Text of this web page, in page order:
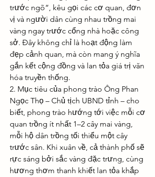
trước ngõ”, kêu gọi các cơ quan, đơn
vị và người dân cùng nhau trồng mai
vàng ngay trước cổng nhà hoặc công
sở. Đây không chỉ là hoạt động làm
đẹp cảnh quan, mà còn mang ý nghĩa
gắn kết cộng đồng và lan tỏa giá trị văn
hóa truyền thống.
2. Mục tiêu của phong trào Ông Phan
Ngọc Thọ – Chủ tịch UBND tỉnh – cho
biết, phong trào hướng tới việc mỗi cơ
quan trồng ít nhất 1–2 cây mai vàng,
mỗi hộ dân trồng tối thiểu một cây
trước sân. Khi xuân về, cả thành phố sẽ
rực sáng bởi sắc vàng đặc trưng, cùng
hương thơm thanh khiết lan tỏa khắp